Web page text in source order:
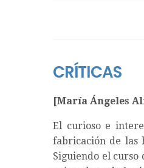
CRÍTICAS
[María Ángeles
El curioso e
fabricación de las
Siguiendo el curso